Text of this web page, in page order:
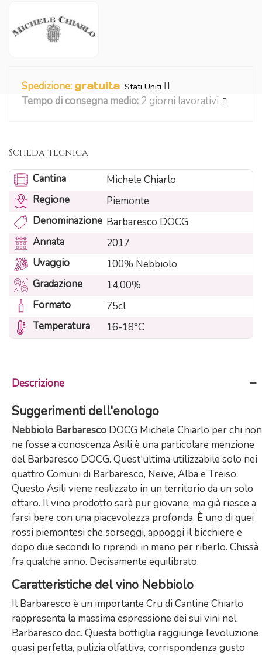
Spedizione: gratuita Stati Uniti
Tempo di consegna medio: 2 giorni lavorativi
Scheda tecnica
Cantina
Michele Chiarlo
Regione
Piemonte
Denominazione Barbaresco DOCG
Annata
2017
Uvaggio
100% Nebbiolo
Gradazione
14.00%
Formato
75cl
Temperatura
16-18°C
Descrizione
Suggerimenti dell'enologo
Nebbiolo Barbaresco DOCG Michele Chiarlo per chi non
ne fosse a conoscenza Asili è una particolare menzione
del Barbaresco DOCG. Quest'ultima utilizzabile solo nei
quattro Comuni di Barbaresco, Neive, Alba e Treiso.
Questo Asili viene realizzato in un territorio da un solo
ettaro. Il vino prodotto sarà pur giovane, ma già riesce a
farsi bere con una piacevolezza profonda. È uno di quei
rossi piemontesi che sorseggi, appoggi il bicchiere e
dopo due secondi lo riprendi in mano per riberlo. Chissà
fra qualche anno. Decisamente equilibrato.
Caratteristiche del vino Nebbiolo
Il Barbaresco è un importante Cru di Cantine Chiarlo
rappresenta la massima espressione dei sui vini nel
Barbaresco doc. Questa bottiglia raggiunge l’evoluzione
quasi perfetta, pulizia olfattiva, corrispondenza gusto